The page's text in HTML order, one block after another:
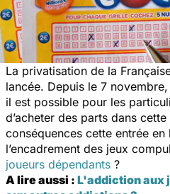
La privatisation de la
lancée. Depuis le 7
il est possible pour les
d’acheter des parts dans
conséquences cette entrée
l’encadrement des jeux
joueurs dépendants ?
A lire aussi : L'addiction aux